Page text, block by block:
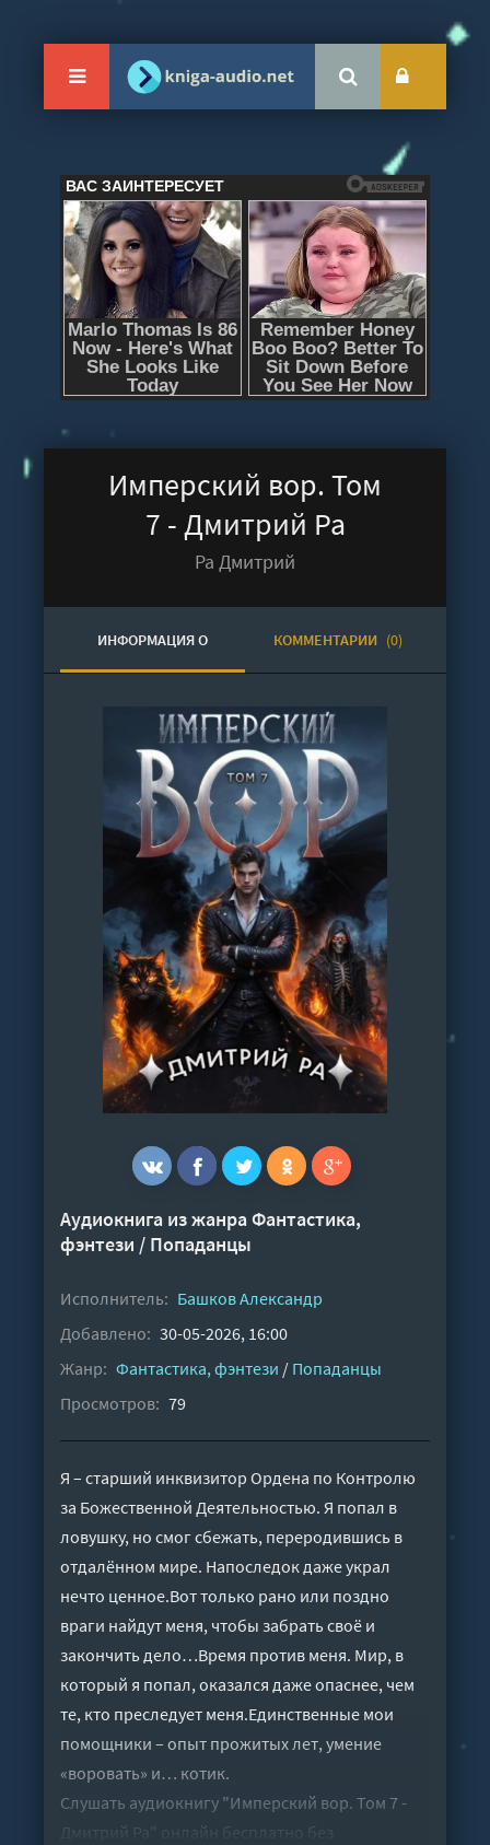
Имперский вор. Том
7 - Дмитрий Ра
Ра Дмитрий
ИНФОРМАЦИЯ О КОММЕНТАРИИ (0)
Аудиокнига из жанраФантастика,
фэнтези / Попаданцы
Исполнитель: Башков Александр
Добавлено: 30-05-2026, 16:00
Жанр: Фантастика, фэнтези / Попаданцы
Просмотров: 79
Я – старший инквизитор Ордена по Контролю
за Божественной Деятельностью. Я попал в
ловушку, но смог сбежать, переродившись в
отдалённом мире. Напоследок даже украл
нечто ценное.Вот только рано или поздно
враги найдут меня, чтобы забрать своё и
закончить дело…Время против меня. Мир, в
который я попал, оказался даже опаснее, чем
те, кто преследует меня.Единственные мои
помощники – опыт прожитых лет, умение
«‎воровать» и… котик.
Слушать аудиокнигу "Имперский вор. Том 7 -
Дмитрий Ра" онлайн бесплатно без